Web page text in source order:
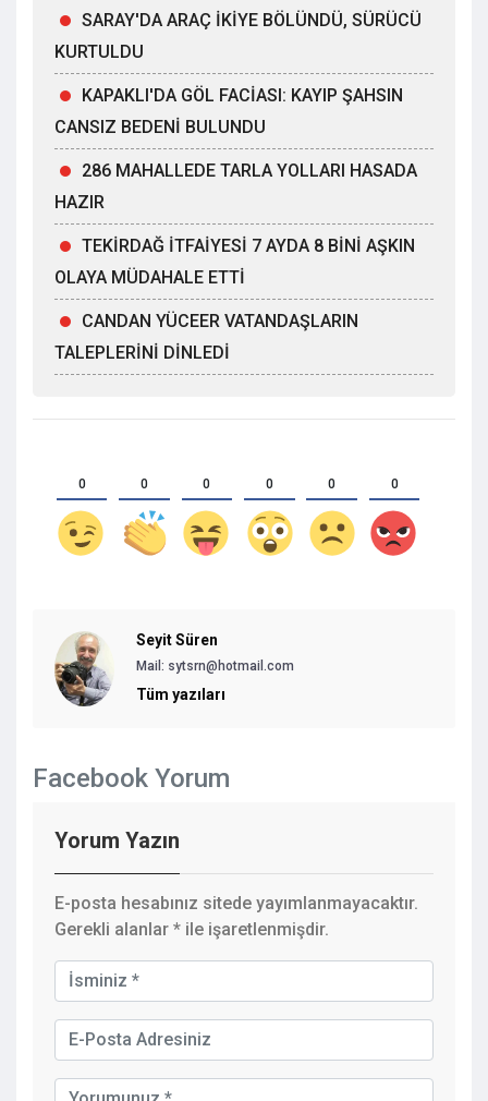
SARAY'DA ARAÇ İKİYE BÖLÜNDÜ, SÜRÜCÜ
KURTULDU
KAPAKLI'DA GÖL FACİASI: KAYIP ŞAHSIN
CANSIZ BEDENİ BULUNDU
286 MAHALLEDE TARLA YOLLARI HASADA
HAZIR
TEKİRDAĞ İTFAİYESİ 7 AYDA 8 BİNİ AŞKIN
OLAYA MÜDAHALE ETTİ
CANDAN YÜCEER VATANDAŞLARIN
TALEPLERİNİ DİNLEDİ
0 0 0 0 0 0
Seyit Süren
Mail: sytsrn@hotmail.com
Tüm yazıları
Facebook Yorum
Yorum Yazın
E-posta hesabınız sitede yayımlanmayacaktır.
Gerekli alanlar * ile işaretlenmişdir.